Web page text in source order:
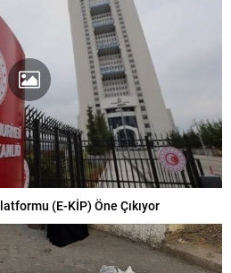
(E-KİP) Öne Çıkıyor